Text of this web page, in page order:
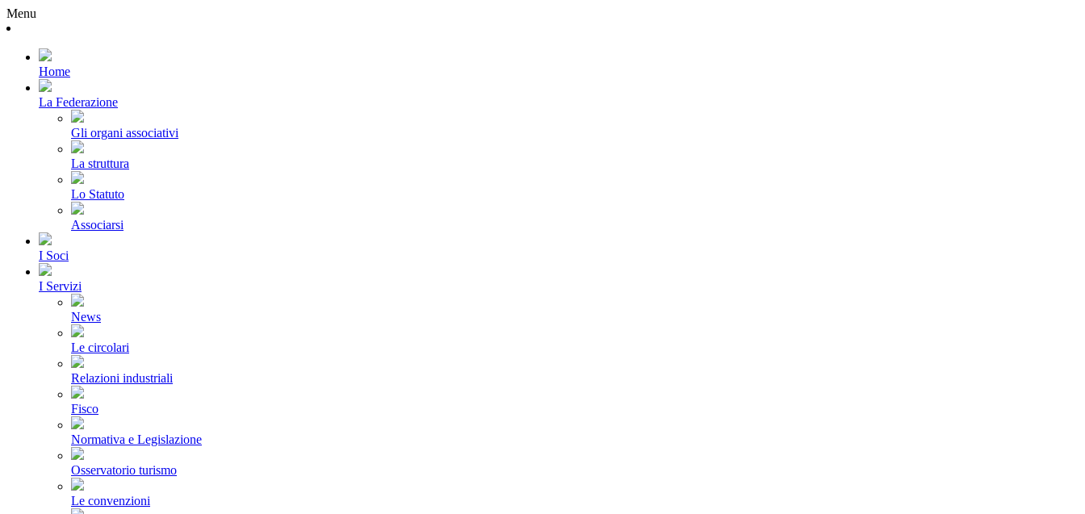
Menu
Home
La Federazione
Gli organi associativi
La struttura
Lo Statuto
Associarsi
I Soci
I Servizi
News
Le circolari
Relazioni industriali
Fisco
Normativa e Legislazione
Osservatorio turismo
Le convenzioni